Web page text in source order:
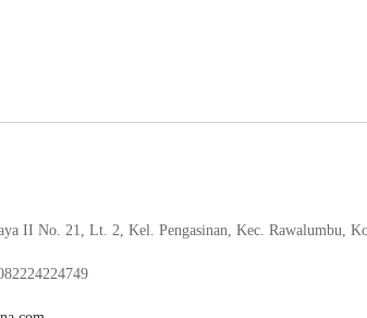
II No. 21, Lt. 2, Kel. Pengasinan, Kec. Rawalumbu,